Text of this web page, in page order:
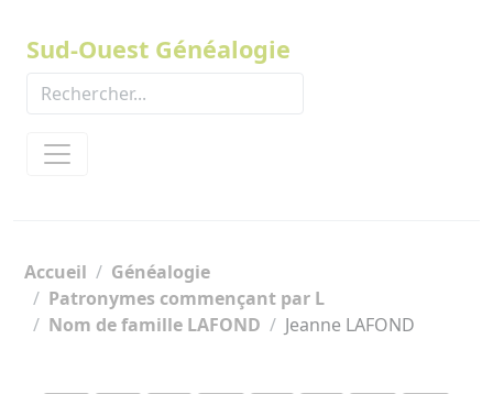
Sud-Ouest Généalogie
Accueil
Généalogie
Patronymes commençant par L
Nom de famille LAFOND
Jeanne LAFOND